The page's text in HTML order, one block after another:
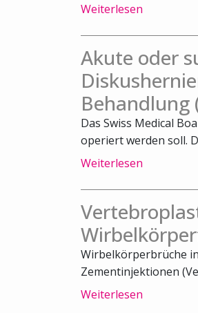
Weiterlesen
Akute oder
Behandlung
Das Swiss Medical
operiert werden soll.
Weiterlesen
Wirbelkörperbrüche
Zementinjektionen
Weiterlesen